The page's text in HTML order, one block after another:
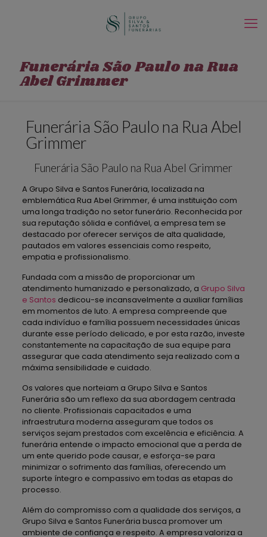
Funerária São Paulo na Rua
Abel Grimmer
Funerária São Paulo na Rua Abel
Grimmer
Funerária São Paulo na Rua Abel Grimmer
A Grupo Silva e Santos Funerária, localizada na
emblemática Rua Abel Grimmer, é uma instituição com
uma longa tradição no setor funerário. Reconhecida por
sua reputação sólida e confiável, a empresa tem se
destacado por oferecer serviços de alta qualidade,
pautados em valores essenciais como respeito,
empatia e profissionalismo.
Fundada com a missão de proporcionar um
atendimento humanizado e personalizado, a Grupo Silva
e Santos dedicou-se incansavelmente a auxiliar famílias
em momentos de luto. A empresa compreende que
cada indivíduo e família possuem necessidades únicas
durante esse período delicado, e por esta razão, investe
constantemente na capacitação de sua equipe para
assegurar que cada atendimento seja realizado com a
máxima sensibilidade e cuidado.
Os valores que norteiam a Grupo Silva e Santos
Funerária são um reflexo da sua abordagem centrada
no cliente. Profissionais capacitados e uma
infraestrutura moderna asseguram que todos os
serviços sejam prestados com excelência e eficiência. A
funerária entende o impacto emocional que a perda de
um ente querido pode causar, e esforça-se para
minimizar o sofrimento das famílias, oferecendo um
suporte íntegro e compassivo em todas as etapas do
processo.
Além do compromisso com a qualidade dos serviços, a
Grupo Silva e Santos Funerária busca promover um
ambiente de confiança e respeito. A empresa valoriza a